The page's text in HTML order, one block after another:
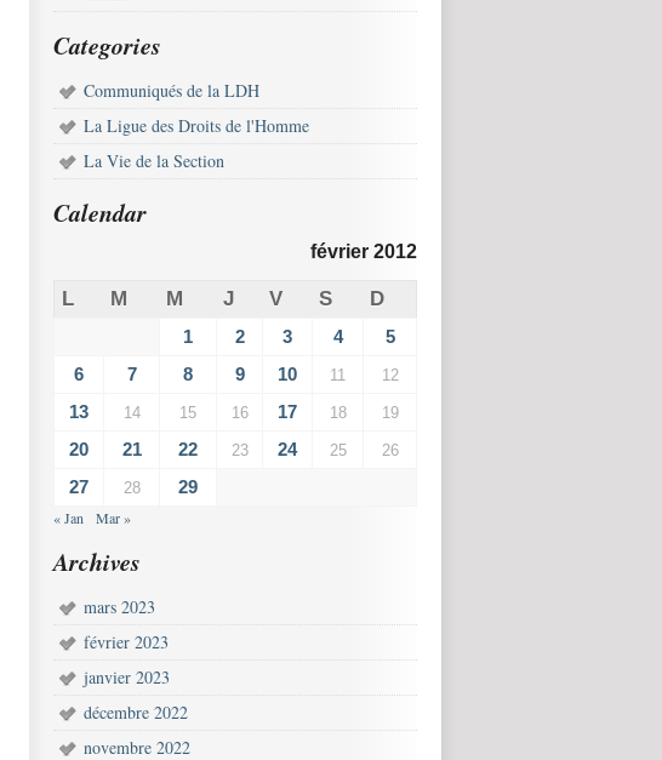
Categories
Communiqués de la LDH
La Ligue des Droits de l'Homme
La Vie de la Section
Calendar
février 2012
L M M J V S D
1 2 3 4
5
6
7 8 9 10 11 12
13 14 15 16 17 18 19
20 21 22 23 24 25 26
27 28 29
« Jan Mar »
Archives
mars 2023
février 2023
janvier 2023
décembre 2022
novembre 2022